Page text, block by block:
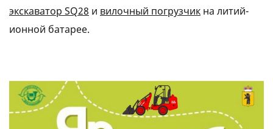
экскаватор SQ28 и вилочный погрузчик на литий-
ионной батарее.